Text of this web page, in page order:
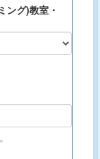
ング)教室・